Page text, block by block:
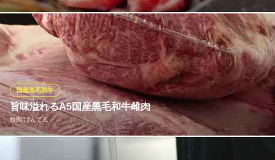
人気の食べ放題！しげ吉自慢の厳選肉が食べ放題の、お得なコー
スです★ナムルやサンチュも食べ放題なので、ヘルシー志向な方
にもおすすめ♪しげ吉自慢の和牛や一品料理をお楽しみください♪
食彩和牛 しげ吉 戸塚
個室焼肉 しげ吉
横浜市営地下鉄戸塚駅 徒歩21分
神奈川県横浜市戸塚区下倉田町202
旨味溢れるA5国産黒毛和牛雌肉
焼肉 げんてん
国産黒毛和牛
当店では銘柄にこだわらずA5国産黒毛和牛雌肉を独自ルートで仕